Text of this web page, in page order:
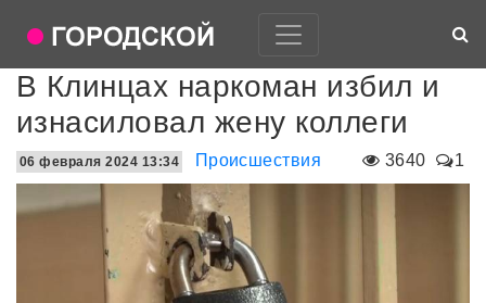
В Клинцах наркоман избил и
изнасиловал жену коллеги
3640 1
06 февраля 2024 13:34 Происшествия